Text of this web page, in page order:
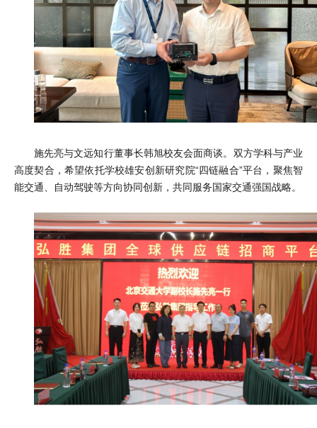
施先亮与文远知行董事长韩旭校友会面商谈。双方学科与产业
高度契合，希望依托学校雄安创新研究院“四链融合”平台，聚焦智
能交通、自动驾驶等方向协同创新，共同服务国家交通强国战略。